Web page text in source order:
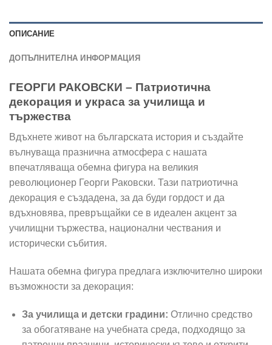
ОПИСАНИЕ
ДОПЪЛНИТЕЛНА ИНФОРМАЦИЯ
ГЕОРГИ РАКОВСКИ – Патриотична
декорация и украса за училища и
тържества
Вдъхнете живот на българската история и създайте
вълнуваща празнична атмосфера с нашата
впечатляваща обемна фигура на великия
революционер Георги Раковски. Тази патриотична
декорация е създадена, за да буди гордост и да
вдъхновява, превръщайки се в идеален акцент за
училищни тържества, национални чествания и
исторически събития.
Нашата обемна фигура предлага изключително широки
възможности за декорация:
За училища и детски градини: Отлично средство
за обогатяване на учебната среда, подходящо за